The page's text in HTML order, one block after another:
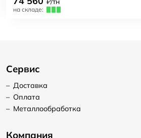
на складе:
Сервис
– Доставка
– Оплата
– Металлообработка
Компания